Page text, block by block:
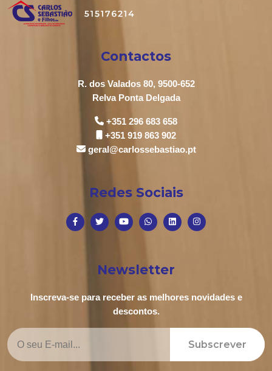
Contactos
R. dos Valados 80, 9500-652
Relva Ponta Delgada
+351 296 683 658
+351 919 863 902
geral@carlossebastiao.pt
Redes Sociais
Newsletter
Inscreva-se para receber as melhores novidades e
descontos.
Subscrever